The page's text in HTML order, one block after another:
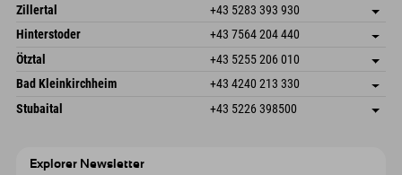
Austria
Książka
Speckbacherstraße 87
6380 St. Johann in Tirol
Austria
Zapisz adres
Informacje o przyjeździe
Książka
Zillertal +43 5283 393 930
Schmiedau 2
Austria
Zapisz adres
Książka
Hinterstoder +43 7564 204 440
Freizeitpark 10
4573 Hinterstoder
Austria
Zapisz adres
Informacje o przyjeździe
Książka
Ötztal +43 5255 206 010
Gscheat 14
Austria
Zapisz adres
Książka
Bad Kleinkirchheim +43 4240 213 330
Dorfstraße 24
9546 Bad Kleinkirchheim
Zapisz adres
Informacje o przyjeździe
Stubaital +43 5226 398500
Explorer Newsletter